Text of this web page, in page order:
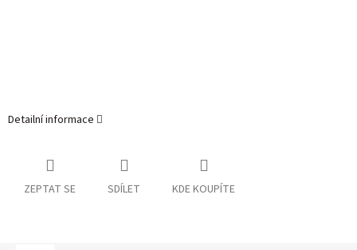
Detailní informace
ZEPTAT SE SDÍLET KDE KOUPÍTE